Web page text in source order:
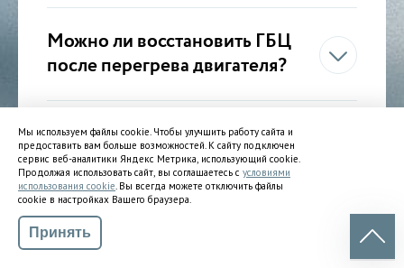
Можно ли восстановить ГБЦ
после перегрева двигателя?
Какая гарантия
предоставляется?
Работаете ли вы
с грузовыми автомобилями?
Мы используем файлы cookie. Чтобы улучшить работу сайта и
предоставить вам больше возможностей. К сайту подключен
сервис веб-аналитики Яндекс Метрика, использующий cookie.
Продолжая использовать сайт, вы соглашаетесь с условиями
использования cookie. Вы всегда можете отключить файлы
cookie в настройках Вашего браузера.
Принять